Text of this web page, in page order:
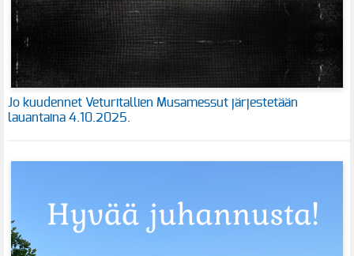
Jo kuudennet Veturitallien Musamessut järjestetään
lauantaina 4.10.2025.